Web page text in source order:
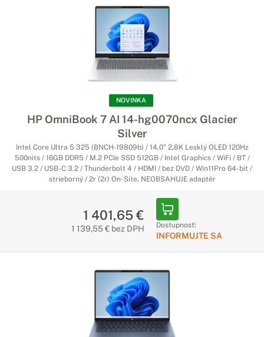
NOVINKA
HP OmniBook 7 AI 14-hg0070ncx Glacier
Silver
Intel Core Ultra 5 325 (BNCH-19809b) / 14,0" 2,8K Lesklý OLED 120Hz
500nits / 16GB DDR5 / M.2 PCIe SSD 512GB / Intel Graphics / WiFi / BT /
USB 3.2 / USB-C 3.2 / Thunderbolt 4 / HDMI / bez DVD / Win11Pro 64-bit /
strieborný / 2r (2r) On-Site, NEOBSAHUJE adaptér
1 401,65 €
1 139,55 € bez DPH Dostupnosť:
INFORMUJTE SA